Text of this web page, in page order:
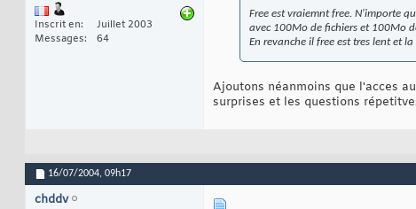
Inscrit en
Juillet 2003
Messages
64
Free est vraiemnt free. N'importe
avec 100Mo de fichiers et 100Mo
En revanche il free est tres lent et
Ajoutons néanmoins que l'acces
surprises et les questions
16/07/2004, 09h17
chddv